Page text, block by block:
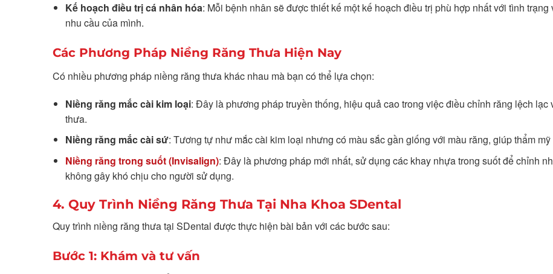
Kế hoạch điều trị cá nhân hóa: Mỗi bệnh nhân sẽ được thiết kế một kế hoạch điều trị phù hợp nhất với tình trạng
nhu cầu của mình.
Các Phương Pháp Niềng Răng Thưa Hiện Nay
Có nhiều phương pháp niềng răng thưa khác nhau mà bạn có thể lựa chọn:
Niềng răng mắc cài kim loại: Đây là phương pháp truyền thống, hiệu quả cao trong việc điều chỉnh răng lệch lạc
thưa.
Niềng răng mắc cài sứ: Tương tự như mắc cài kim loại nhưng có màu sắc gần giống với màu răng, giúp thẩm mỹ
Niềng răng trong suốt (Invisalign): Đây là phương pháp mới nhất, sử dụng các khay nhựa trong suốt để chỉnh
không gây khó chịu cho người sử dụng.
4. Quy Trình Niềng Răng Thưa Tại Nha Khoa SDental
Quy trình niềng răng thưa tại SDental được thực hiện bài bản với các bước sau:
Bước 1: Khám và tư vấn